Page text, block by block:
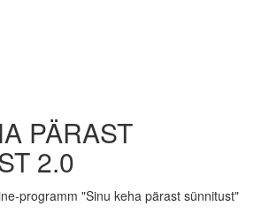
PÄRAST
2.0
programm "Sinu keha pärast sünnitust"